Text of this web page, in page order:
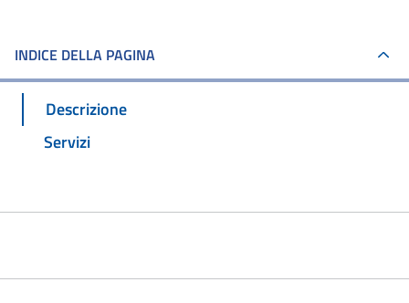
INDICE DELLA PAGINA
Descrizione
Servizi